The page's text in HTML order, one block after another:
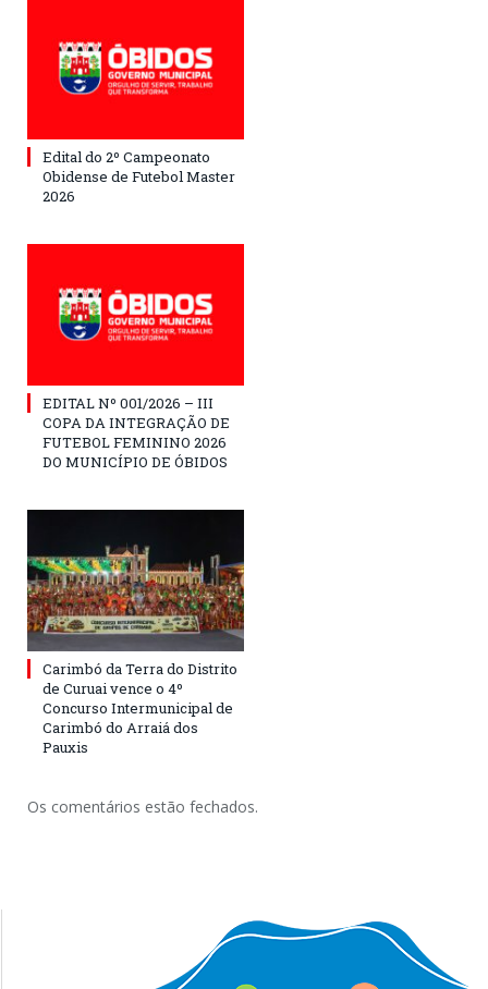
Edital do 2º Campeonato
Obidense de Futebol Master
2026
EDITAL Nº 001/2026 – III
COPA DA INTEGRAÇÃO DE
FUTEBOL FEMININO 2026
DO MUNICÍPIO DE ÓBIDOS
Carimbó da Terra do Distrito
de Curuai vence o 4º
Concurso Intermunicipal de
Carimbó do Arraiá dos
Pauxis
Os comentários estão fechados.